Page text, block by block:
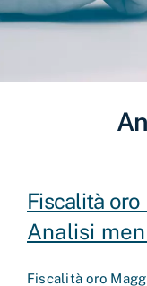
Fiscalità
Analisi
Fiscalità oro